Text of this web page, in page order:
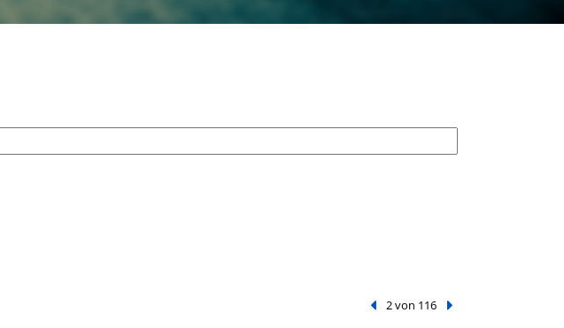
Vorheriger Treffer
2 von 116 Nächster Treffer